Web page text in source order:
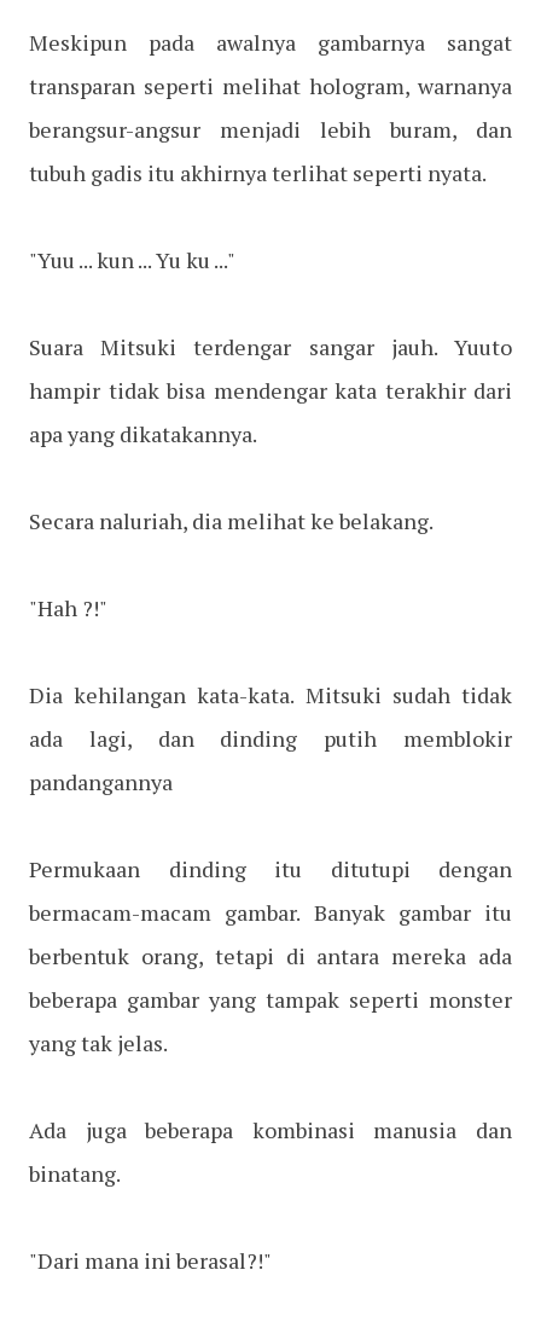
Meskipun pada awalnya gambarnya sangat
transparan seperti melihat hologram, warnanya
berangsur-angsur menjadi lebih buram, dan
tubuh gadis itu akhirnya terlihat seperti nyata.
"Yuu ... kun ... Yu ku ..."
Suara Mitsuki terdengar sangar jauh. Yuuto
hampir tidak bisa mendengar kata terakhir dari
apa yang dikatakannya.
Secara naluriah, dia melihat ke belakang.
"Hah ?!"
Dia kehilangan kata-kata. Mitsuki sudah tidak
ada lagi, dan dinding putih memblokir
pandangannya
Permukaan dinding itu ditutupi dengan
bermacam-macam gambar. Banyak gambar itu
berbentuk orang, tetapi di antara mereka ada
beberapa gambar yang tampak seperti monster
yang tak jelas.
Ada juga beberapa kombinasi manusia dan
binatang.
"Dari mana ini berasal?!"